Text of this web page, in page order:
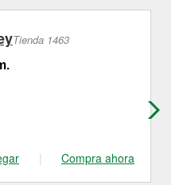
Tienda 1463
| Compra ahora